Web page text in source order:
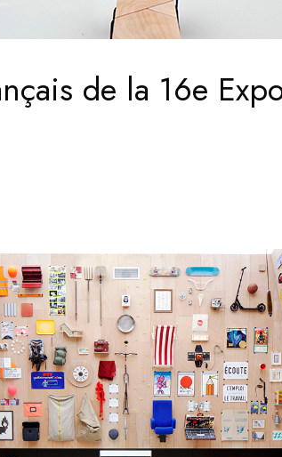
de la 16e